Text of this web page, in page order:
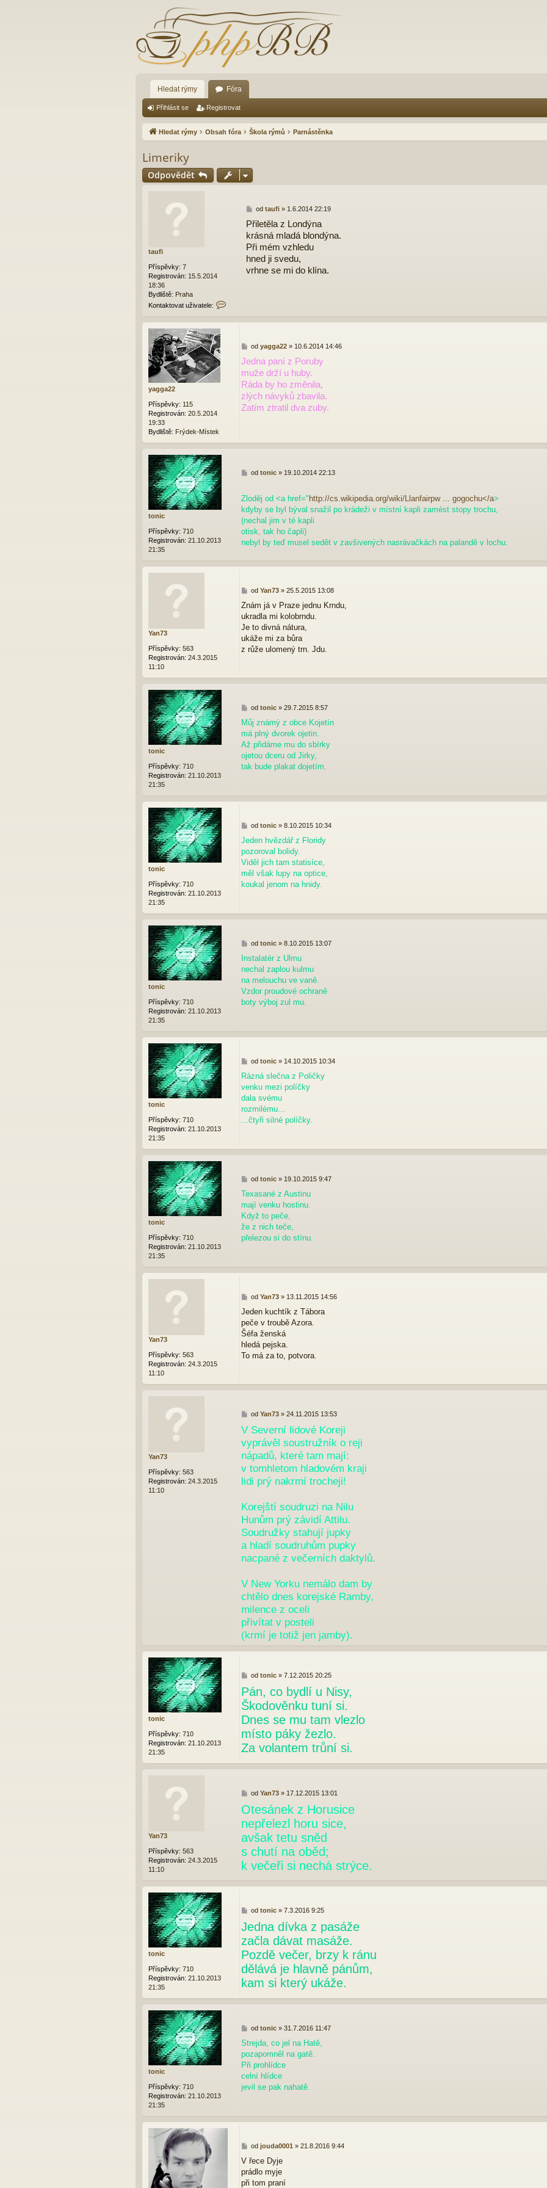
Hledat rýmy Fóra
Přihlásit se Registrovat
Hledat rýmy Obsah fóra Škola rýmů Parnástěnka
Limeriky
Odpovědět
taufi
Příspěvky: 7
Registrován: 15.5.2014
18:36
Bydliště: Praha
Kontaktovat uživatele:
n
P
í
s
p
v
e
od taufi» 1.6.2014 22:19
Přiletěla z Londýna
krásná mladá blondýna.
Při mém vzhledu
hned ji svedu,
vrhne se mi do klína.
yagga22
Příspěvky: 115
Registrován: 20.5.2014
19:33
Bydliště: Frýdek-Místek
P
í
s
p
ě
v
e
od yagga22» 10.6.2014 14:46
Jedna paní z Poruby
muže drží u huby.
Ráda by ho změnila,
zlých návyků zbavila.
Zatím ztratil dva zuby.
tonic
Příspěvky: 710
Registrován: 21.10.2013
21:35
P
s
p
ě
v
e
k
od tonic» 19.10.2014 22:13
Zloděj od <a href=" http://cs.wikipedia.org/wiki/Llanfairpw ... gogochu</a>
kdyby se byl býval snažil po krádeži v místní kapli zamést stopy trochu,
(nechal jim v té kapli
otisk, tak ho čapli)
nebyl by teď musel sedět v zavšivených nasrávačkách na palandě v lochu.
Yan73
Příspěvky: 563
Registrován: 24.3.2015
11:10
P
í
s
p
ě
v
e
od Yan73» 25.5.2015 13:08
Znám já v Praze jednu Krndu,
ukradla mi kolobrndu.
Je to divná nátura,
ukáže mi za bůra
z růže ulomený trn. Jdu.
tonic
Příspěvky: 710
Registrován: 21.10.2013
21:35
P
í
s
p
ě
v
e
od tonic» 29.7.2015 8:57
Můj známý z obce Kojetín
má plný dvorek ojetin.
Až přidáme mu do sbírky
ojetou dceru od Jirky,
tak bude plakat dojetím.
tonic
Příspěvky: 710
Registrován: 21.10.2013
21:35
P
í
s
p
ě
e
od tonic» 8.10.2015 10:34
Jeden hvězdář z Floridy
pozoroval bolidy.
Viděl jich tam statisíce,
měl však lupy na optice,
koukal jenom na hnidy.
tonic
Příspěvky: 710
Registrován: 21.10.2013
21:35
P
í
s
p
ě
e
od tonic» 8.10.2015 13:07
Instalatér z Ulmu
nechal zaplou kulmu
na melouchu ve vaně.
Vzdor proudové ochraně
boty výboj zul mu.
tonic
Příspěvky: 710
Registrován: 21.10.2013
21:35
P
í
s
p
ě
v
e
od tonic» 14.10.2015 10:34
Rázná slečna z Poličky
venku mezi políčky
dala svému
rozmilému...
...čtyři silné políčky.
tonic
Příspěvky: 710
Registrován: 21.10.2013
21:35
P
í
s
p
ě
v
e
od tonic» 19.10.2015 9:47
Texasané z Austinu
mají venku hostinu.
Když to peče,
že z nich teče,
přelezou si do stínu.
Yan73
Příspěvky: 563
Registrován: 24.3.2015
11:10
P
í
s
p
ě
e
od Yan73» 13.11.2015 14:56
Jeden kuchtík z Tábora
peče v troubě Azora.
Šéfa ženská
hledá pejska.
To má za to, potvora.
Yan73
Příspěvky: 563
Registrován: 24.3.2015
11:10
P
s
p
ě
v
e
k
od Yan73» 24.11.2015 13:53
V Severní lidové Koreji
vyprávěl soustružník o reji
nápadů, které tam mají:
v tomhletom hladovém kraji
lidi prý nakrmí trocheji!
Korejští soudruzi na Nilu
Hunům prý závidí Attilu.
Soudružky stahují jupky
a hladí soudruhům pupky
nacpané z večerních daktylů.
V New Yorku nemálo dam by
chtělo dnes korejské Ramby,
milence z oceli
přivítat v posteli
(krmí je totiž jen jamby).
tonic
Příspěvky: 710
Registrován: 21.10.2013
21:35
P
í
s
p
ě
e
k
od tonic» 7.12.2015 20:25
Pán, co bydlí u Nisy,
Škodověnku tuní si.
Dnes se mu tam vlezlo
místo páky žezlo.
Za volantem trůní si.
Yan73
Příspěvky: 563
Registrován: 24.3.2015
11:10
P
í
s
p
ě
e
k
od Yan73» 17.12.2015 13:01
Otesánek z Horusice
nepřelezl horu sice,
avšak tetu sněd
s chutí na oběd;
k večeři si nechá strýce.
tonic
Příspěvky: 710
Registrován: 21.10.2013
21:35
P
í
s
p
ě
v
e
k
od tonic» 7.3.2016 9:25
Jedna dívka z pasáže
začla dávat masáže.
Pozdě večer, brzy k ránu
dělává je hlavně pánům,
kam si který ukáže.
tonic
Příspěvky: 710
Registrován: 21.10.2013
21:35
P
í
s
p
ě
v
e
od tonic» 31.7.2016 11:47
Strejda, co jel na Hatě,
pozapomněl na gatě.
Při prohlídce
celní hlídce
jevil se pak nahatě.
P
í
s
p
od jouda0001 » 21.8.2016 9:44
V řece Dyje
prádlo myje
při tom praní